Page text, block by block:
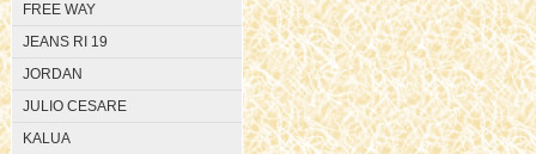
FREE WAY
JEANS RI 19
JORDAN
JULIO CESARE
KALUA